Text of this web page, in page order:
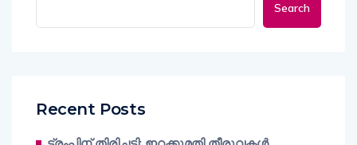
Search
Recent Posts